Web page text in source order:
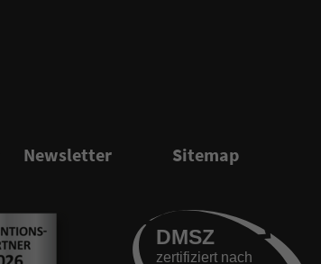
Newsletter Sitemap